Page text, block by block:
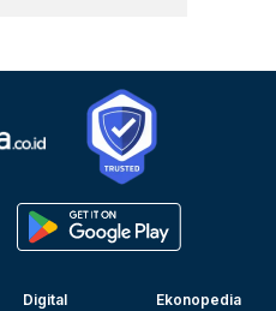
Digital
Ekonopedia